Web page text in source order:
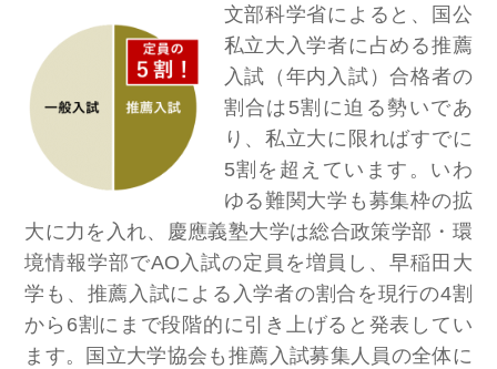
文部科学省によると、国公
私立大入学者に占める推薦
入試（年内入試）合格者の
割合は5割に迫る勢いであ
り、私立大に限ればすでに
5割を超えています。いわ
ゆる難関大学も募集枠の拡
大に力を入れ、慶應義塾大学は総合政策学部・環
境情報学部でAO入試の定員を増員し、早稲田大
学も、推薦入試による入学者の割合を現行の4割
から6割にまで段階的に引き上げると発表してい
ます。国立大学協会も推薦入試募集人員の全体に